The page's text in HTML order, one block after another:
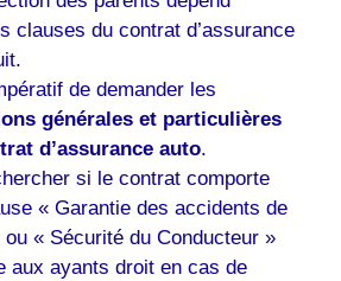
clauses du contrat d’assurance
de demander les
générales et particulières
d’assurance auto.
si le contrat comporte
« Garantie des accidents de
ou « Sécurité du Conducteur »
aux ayants droit en cas de